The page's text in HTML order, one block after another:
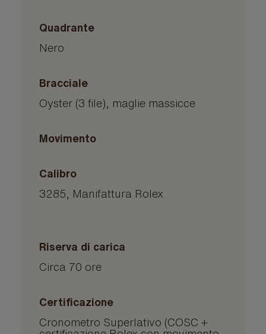
Quadrante
Nero
Bracciale
Oyster (3 file), maglie massicce
Movimento
Calibro
3285, Manifattura Rolex
Riserva di carica
Circa 70 ore
Certificazione
Cronometro Superlativo (COSC +